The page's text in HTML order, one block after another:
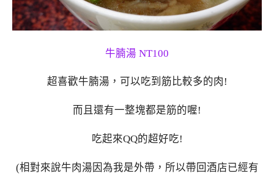
牛腩湯 NT100
超喜歡牛腩湯，可以吃到筋比較多的肉!
而且還有一整塊都是筋的喔!
吃起來QQ的超好吃!
(相對來說牛肉湯因為我是外帶，所以帶回酒店已經有